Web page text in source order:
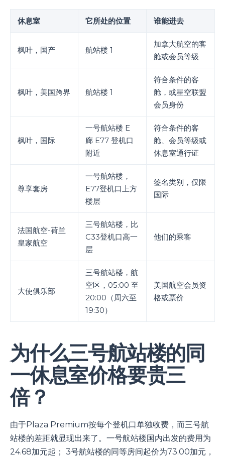
休息室 它所处的位置 谁能进去
枫叶，国产 航站楼 1
加拿大航空的客
舱或会员等级
枫叶，美国跨界 航站楼 1
符合条件的客
舱，或星空联盟
会员身份
枫叶，国际
一号航站楼 E
廊 E77 登机口
附近
符合条件的客
舱、会员等级或
休息室通行证
尊享套房
一号航站楼，
E77登机口上方
楼层
签名类别，仅限
国际
法国航空-荷兰
皇家航空
三号航站楼，比
C33登机口高一
层
他们的乘客
大使俱乐部
三号航站楼，航
空区，05:00 至
20:00（周六至
19:30）
美国航空会员资
格或票价
为什么三号航站楼的同
一休息室价格要贵三
倍？
由于Plaza Premium按每个登机口单独收费，而三号航
站楼的差距就显现出来了。一号航站楼国内出发的费用为
24.68加元起； 3号航站楼的同等房间起价为73.00加元，